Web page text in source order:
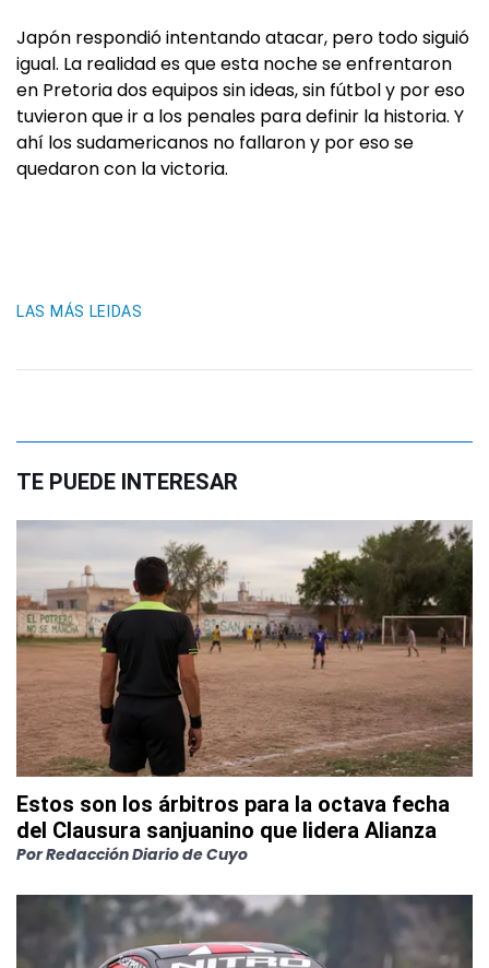
Japón respondió intentando atacar, pero todo siguió
igual. La realidad es que esta noche se enfrentaron
en Pretoria dos equipos sin ideas, sin fútbol y por eso
tuvieron que ir a los penales para definir la historia. Y
ahí los sudamericanos no fallaron y por eso se
quedaron con la victoria.
LAS MÁS LEIDAS
TE PUEDE INTERESAR
Estos son los árbitros para la octava fecha
del Clausura sanjuanino que lidera Alianza
PorRedacción Diario de Cuyo